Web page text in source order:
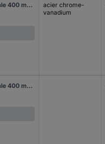
kwb 512814 Foret pour le bois 14 mm Longueur totale 400 mm 1 pc(s)
acier chrome-
vanadium
kwb 512816 Foret pour le bois 16 mm Longueur totale 400 mm 1 pc(s)